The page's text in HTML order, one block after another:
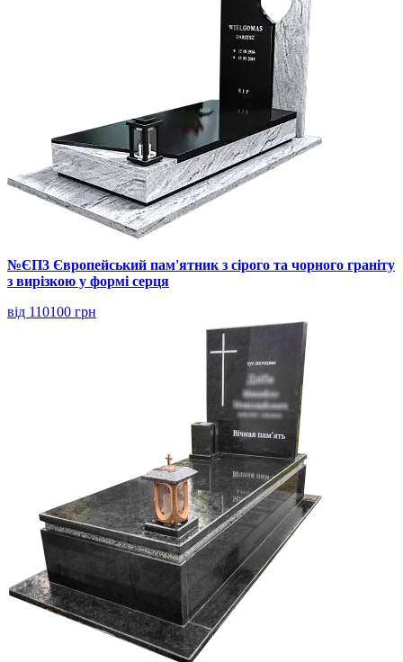
№ЄП3 Європейський пам'ятник з сірого та чорного граніту
з вирізкою у формі серця
від 110100 грн